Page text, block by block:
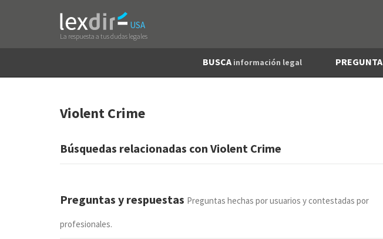
USA
La respuesta a tus dudas legales
BUSCA información legal PREGUNTA
Violent Crime
Búsquedas relacionadas con Violent Crime
Preguntas y respuestas Preguntas hechas por usuarios y contestadas por
profesionales.